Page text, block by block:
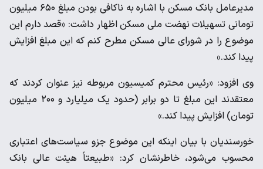
مدیرعامل بانک مسکن با اشاره به ناکافی بودن مبلغ ۶۵۰ میلیون
تومانی تسهیلات نهضت ملی مسکن اظهار داشت: «قصد دارم این
موضوع را در شورای عالی مسکن مطرح کنم که این مبلغ افزایش
پیدا کند.»
وی افزود: «رئیس محترم کمیسیون مربوطه نیز عنوان کردند که
معتقدند این مبلغ تا دو برابر (حدود یک میلیارد و ۲۰۰ میلیون
تومان) افزایش پیدا کند.»
خورسندیان با بیان اینکه این موضوع جزو سیاست‌های اعتباری
محسوب می‌شود، خاطرنشان کرد: «طبیعتاً هیئت عالی بانک